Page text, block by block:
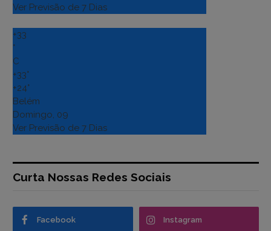
Ver Previsão de 7 Dias
+33
°
C
+33°
+24°
Belém
Domingo, 09
Ver Previsão de 7 Dias
Curta Nossas Redes Sociais
Facebook Instagram